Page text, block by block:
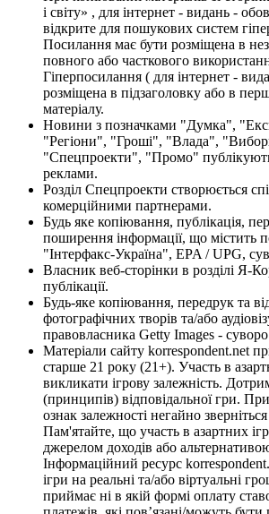
і світу» , для інтернет - видань -
відкрите для пошукових систем
Посилання має бути розміщена в
повного або часткового
Гіперпосилання ( для інтернет -
розміщена в підзаголовку або в
матеріалу.
Новини з позначками "Думка",
"Регіони", "Гроші", "Влада",
"Спецпроекти", "Промо"
реклами.
Розділ Спецпроекти створюється
комерційними партнерами.
Будь яке копіювання, публікація,
поширення інформації, що містить
"Інтерфакс-Україна", EPA / UPG,
Власник веб-сторінки в розділі Я-
публікації.
Будь-яке копіювання, передрук та
фотографічних творів та/або
правовласника Getty Images - суворо
Матеріали сайту korrespondent.net
старше 21 року (21+). Участь в
викликати ігрову залежність.
(принципів) відповідальної гри.
ознак залежності негайно зверніться
Пам'ятайте, що участь в азартних
джерелом доходів або
Інформаційний ресурс
ігри на реальні та/або віртуальні
приймає ні в якій формі оплату